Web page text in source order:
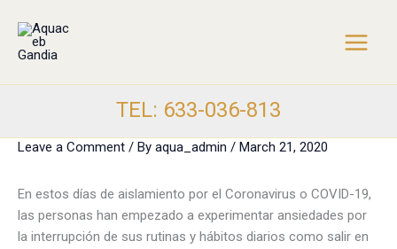
content
TEL: 633-036-813
Leave a Comment / By aqua_admin / March 21, 2020
En estos días de aislamiento por el Coronavirus o COVID-19,
las personas han empezado a experimentar ansiedades por
la interrupción de sus rutinas y hábitos diarios como salir en